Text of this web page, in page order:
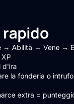
→ Abilità → Vene →
d'ira
la fonderia o
extra =